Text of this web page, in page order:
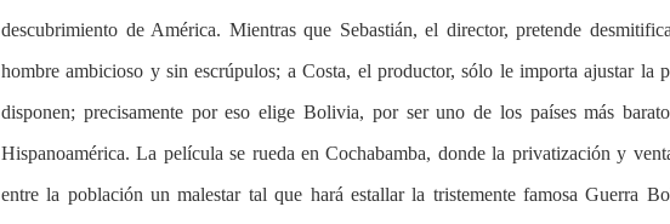
descubrimiento de América. Mientras que Sebastián, el director, pretende
hombre ambicioso y sin escrúpulos; a Costa, el productor, sólo le importa ajustar la
disponen; precisamente por eso elige Bolivia, por ser uno de los países más
Hispanoamérica. La película se rueda en Cochabamba, donde la privatización y
entre la población un malestar tal que hará estallar la tristemente famosa Guerra